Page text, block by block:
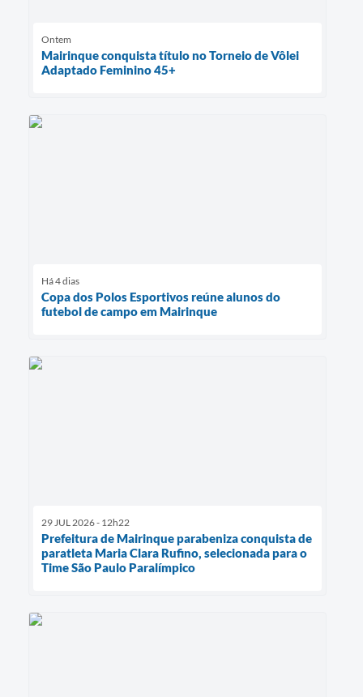
Ontem
Mairinque conquista título no Torneio de Vôlei
Adaptado Feminino 45+
Há 4 dias
Copa dos Polos Esportivos reúne alunos do
futebol de campo em Mairinque
29 JUL 2026 - 12h22
Prefeitura de Mairinque parabeniza conquista de
paratleta Maria Clara Rufino, selecionada para o
Time São Paulo Paralímpico